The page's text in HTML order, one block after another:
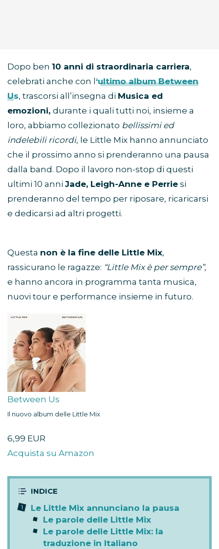
Dopo ben 10 anni di straordinaria carriera,
celebrati anche con l ‘ultimo album Between
Us, trascorsi all’insegna di Musica ed
emozioni, durante i quali tutti noi, insieme a
loro, abbiamo collezionato bellissimi ed
indelebili ricordi, le Little Mix hanno annunciato
che il prossimo anno si prenderanno una pausa
dalla band. Dopo il lavoro non-stop di questi
ultimi 10 anni Jade, Leigh-Anne e Perrie si
prenderanno del tempo per riposare, ricaricarsi
e dedicarsi ad altri progetti.
Questa non è la fine delle Little Mix,
rassicurano le ragazze: “Little Mix è per sempre”,
e hanno ancora in programma tanta musica,
nuovi tour e performance insieme in futuro.
Between Us
Il nuovo album delle Little Mix
6,99 EUR
Acquista su Amazon
Le Little Mix annunciano la pausa
Le parole delle Little Mix
Le parole delle Little Mix: la
traduzione in Italiano